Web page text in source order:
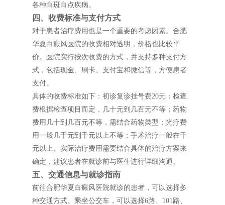
各种白斑白点疾病。
四、收费标准与支付方式
对于患者治疗费用也是一个重要的考虑因素。合肥
华夏白癜风医院的收费相对透明，价格也比较平
价。医院实行按次收费的方式，并支持多种支付方
式，包括现金、刷卡、支付宝和微信等，方便患者
支付。
具体的收费标准如下：初诊复诊挂号费20元；检查
费根据检查项目而定，几十元到几百元不等；药物
费用几十到几百元不等，需结合药物类型；光疗费
用一般几千元到千元以上不等；手术治疗一般在千
元以上。实际治疗费用需要结合具体的治疗方案来
确定，建议患者在就诊前与医生进行详细沟通。
五、交通信息与就诊指南
前往合肥华夏白癜风医院就诊的患者，可以选择多
种交通方式。乘坐公交车，可以选择6路、101路、